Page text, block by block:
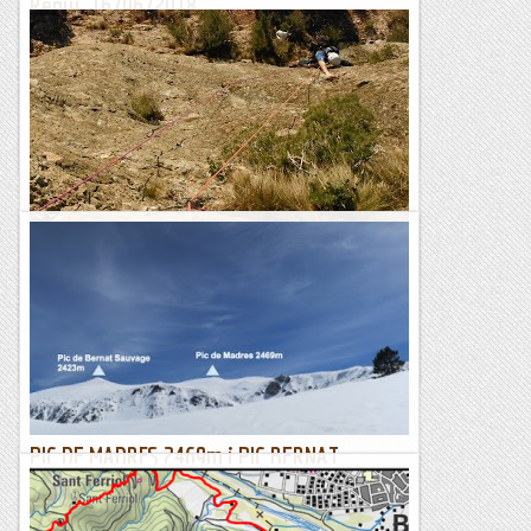
Avui hem matinat, i tot i així encara ens hem trobat una
cordada al davant. Des de que la van reequipar
generosament hi ha cues cada cap de setmana.Jo l'havia fet
unes...
Manel&Ita
correcte i quan estas perdut enmig de la...
Bloc Empotrat
PIC DE MADRES 2469m i PIC BERNAT
SAUVAGE 2423m, amb esquís.
1/04/18. La innivació encara és molt bona, avui l’Oriol